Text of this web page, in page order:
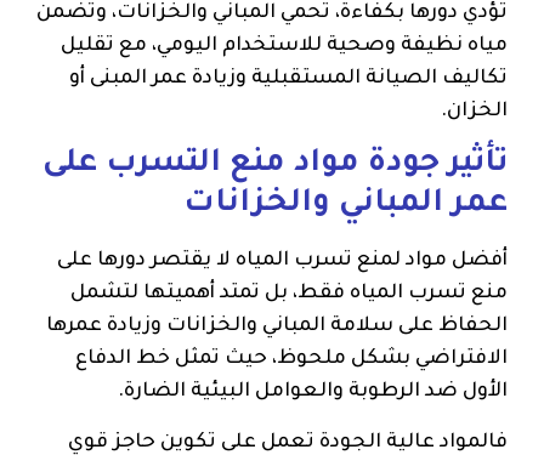
تؤدي دورها بكفاءة، تحمي المباني والخزانات، وتضمن
مياه نظيفة وصحية للاستخدام اليومي، مع تقليل
تكاليف الصيانة المستقبلية وزيادة عمر المبنى أو
الخزان.
تأثير جودة مواد منع التسرب على
عمر المباني والخزانات
أفضل مواد لمنع تسرب المياه لا يقتصر دورها على
منع تسرب المياه فقط، بل تمتد أهميتها لتشمل
الحفاظ على سلامة المباني والخزانات وزيادة عمرها
الافتراضي بشكل ملحوظ، حيث تمثل خط الدفاع
الأول ضد الرطوبة والعوامل البيئية الضارة.
فالمواد عالية الجودة تعمل على تكوين حاجز قوي